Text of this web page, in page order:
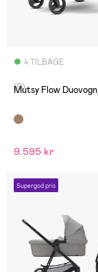
4 TILBAGE
(0)
Mutsy Flow
9.595 kr
Supergod pris